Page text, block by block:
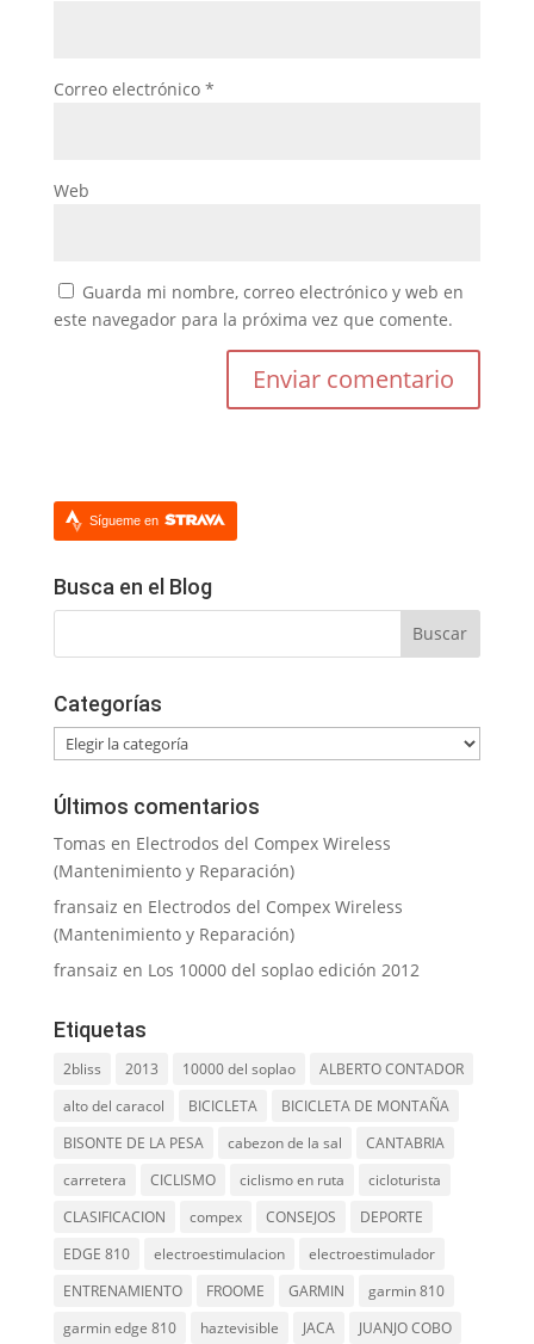
Correo electrónico *
Web
Guarda mi nombre, correo electrónico y web en
este navegador para la próxima vez que comente.
Sígueme en
Busca en el Blog
Categorías
Categorías
Últimos comentarios
Tomas en Electrodos del Compex Wireless
(Mantenimiento y Reparación)
fransaiz en Electrodos del Compex Wireless
(Mantenimiento y Reparación)
fransaiz en Los 10000 del soplao edición 2012
Etiquetas
2bliss 2013 10000 del soplao
ALBERTO CONTADOR
alto del caracol
BICICLETA
BICICLETA DE MONTAÑA
BISONTE DE LA PESA
cabezon de la sal
CANTABRIA
carretera
CICLISMO ciclismo en ruta
cicloturista
CLASIFICACION
compex CONSEJOS
DEPORTE
EDGE 810
electroestimulacion
electroestimulador
ENTRENAMIENTO
FROOME GARMIN
garmin 810
garmin edge 810
haztevisible JACA JUANJO COBO